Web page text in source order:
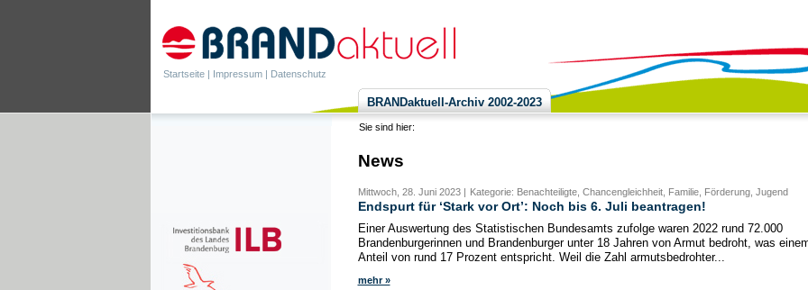
Startseite | Impressum | Datenschutz
BRANDaktuell-Archiv 2002-2023
Sie sind hier:
News
Mittwoch, 28. Juni 2023 | Kategorie: Benachteiligte, Chancengleichheit, Familie, Förderung, Jugend
Endspurt für ‘Stark vor Ort’: Noch bis 6. Juli beantragen!
Einer Auswertung des Statistischen Bundesamts zufolge waren 2022 rund 72.000
Brandenburgerinnen und Brandenburger unter 18 Jahren von Armut bedroht, was
Anteil von rund 17 Prozent entspricht. Weil die Zahl armutsbedrohter...
mehr »